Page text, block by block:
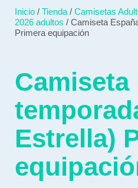
Inicio / Tienda / Camisetas
2026 adultos / Camiseta
Primera equipación
Camiseta
Estrella)